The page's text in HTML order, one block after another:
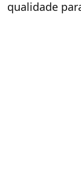
qualidade